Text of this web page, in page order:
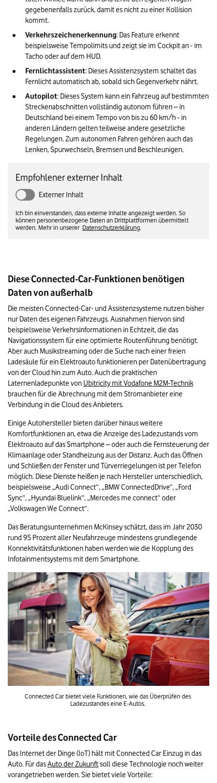
gegebenenfalls zurück, damit es nicht zu einer Kollision
kommt.
Verkehrszeichenerkennung: Das Feature erkennt
beispielsweise Tempolimits und zeigt sie im Cockpit an - im
Tacho oder auf dem HUD.
Fernlichtassistent: Dieses Assistenzsystem schaltet das
Fernlicht automatisch ab, sobald sich Gegenverkehr nährt.
Autopilot: Dieses System kann ein Fahrzeug auf bestimmten
Streckenabschnitten vollständig autonom führen – in
Deutschland bei einem Tempo von bis zu 60 km/h - in
anderen Ländern gelten teilweise andere gesetzliche
Regelungen. Zum autonomen Fahren gehören auch das
Lenken, Spurwechseln, Bremsen und Beschleunigen.
Empfohlener externer Inhalt
Externer Inhalt
Ich bin einverstanden, dass externe Inhalte angezeigt werden. So
können personenbezogene Daten an Drittplattformen übermittelt
werden. Mehr in unserer Datenschutzerklärung.
Diese Connected-Car-Funktionen benötigen
Daten von außerhalb
Die meisten Connected-Car- und Assistenzsysteme nutzen bisher
nur Daten des eigenen Fahrzeugs. Ausnahmen hiervon sind
beispielsweise Verkehrsinformationen in Echtzeit, die das
Navigationssystem für eine optimierte Routenführung benötigt.
Aber auch Musikstreaming oder die Suche nach einer freien
Ladesäule für ein Elektroauto funktionieren per Datenübertragung
von der Cloud hin zum Auto. Auch die praktischen
Laternenladepunkte von Ubitricity mit Vodafone M2M-Technik
brauchen für die Abrechnung mit dem Stromanbieter eine
Verbindung in die Cloud des Anbieters.
Einige Autohersteller bieten darüber hinaus weitere
Komfortfunktionen an, etwa die Anzeige des Ladezustands vom
Elektroauto auf das Smartphone – oder auch die Fernsteuerung der
Klimaanlage oder Standheizung aus der Distanz. Auch das Öffnen
und Schließen der Fenster und Türverriegelungen ist per Telefon
möglich. Diese Dienste heißen je nach Hersteller unterschiedlich,
beispielsweise „Audi Connect“, „BMW ConnectedDrive“, „Ford
Sync“, „Hyundai Bluelink“, „Mercedes me connect“ oder
„Volkswagen We Connect“.
Das Beratungsunternehmen McKinsey schätzt, dass im Jahr 2030
rund 95 Prozent aller Neufahrzeuge mindestens grundlegende
Konnektivitätsfunktionen haben werden wie die Kopplung des
Infotainmentsystems mit dem Smartphone.
Connected Car bietet viele Funktionen, wie das Überprüfen des
Ladezustandes eine E-Autos.
Vorteile des Connected Car
Das Internet der Dinge (IoT) hält mit Connected Car Einzug in das
Auto. Für das Auto der Zukunft soll diese Technologie noch weiter
vorangetrieben werden. Sie bietet viele Vorteile: